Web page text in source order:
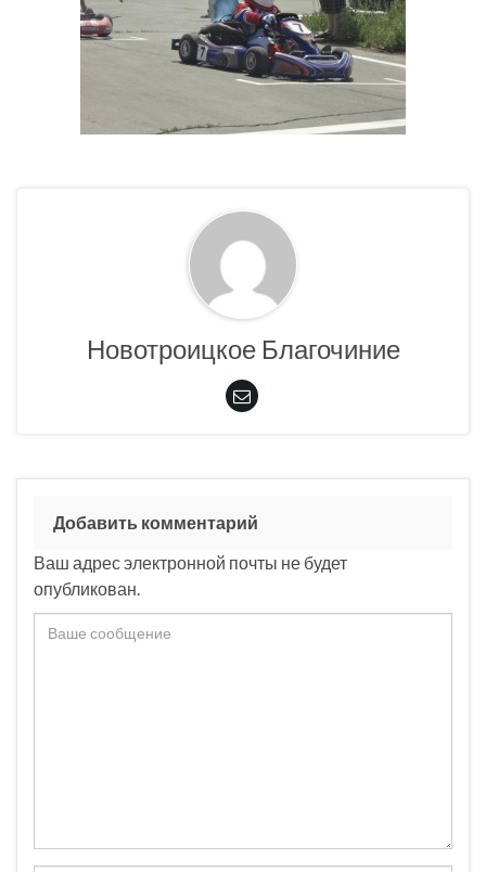
Новотроицкое Благочиние
Добавить комментарий
Ваш адрес электронной почты не будет
опубликован.